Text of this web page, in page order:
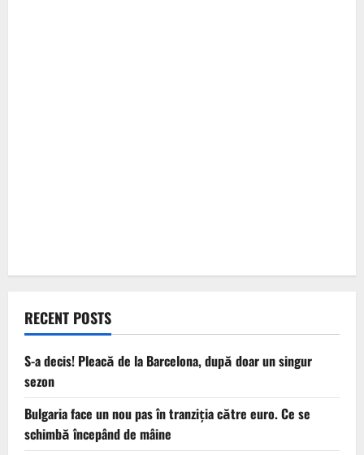
RECENT POSTS
S-a decis! Pleacă de la Barcelona, după doar un singur
sezon
Bulgaria face un nou pas în tranziţia către euro. Ce se
schimbă începând de mâine